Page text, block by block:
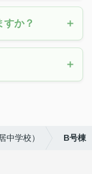
か？
学校） B号棟